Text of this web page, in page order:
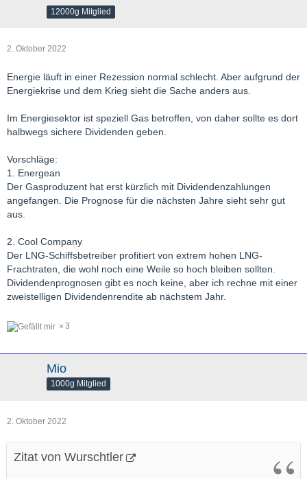
12000g Mitglied
2. Oktober 2022
Energie läuft in einer Rezession normal schlecht. Aber aufgrund der
Energiekrise und dem Krieg sieht die Sache anders aus.
Im Energiesektor ist speziell Gas betroffen, von daher sollte es dort
halbwegs sichere Dividenden geben.
Vorschläge:
1. Energean
Der Gasproduzent hat erst kürzlich mit Dividendenzahlungen
angefangen. Die Prognose für die nächsten Jahre sieht sehr gut
aus.
2. Cool Company
Der LNG-Schiffsbetreiber profitiert von extrem hohen LNG-
Frachtraten, die wohl noch eine Weile so hoch bleiben sollten.
Dividendenprognosen gibt es noch keine, aber ich rechne mit einer
zweistelligen Dividendenrendite ab nächstem Jahr.
3
Mio
1000g Mitglied
2. Oktober 2022
Zitat von Wurschtler